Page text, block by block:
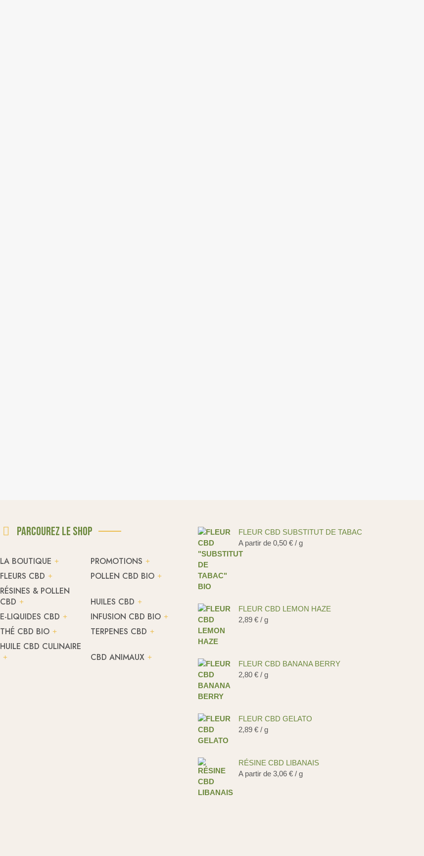
Parcourez le shop
LA BOUTIQUE
PROMOTIONS
FLEURS CBD
POLLEN CBD BIO
RÉSINES & POLLEN
CBD
HUILES CBD
E-LIQUIDES CBD
INFUSION CBD BIO
THÉ CBD BIO
TERPENES CBD
HUILE CBD CULINAIRE
CBD ANIMAUX
FLEUR CBD SUBSTITUT DE TABAC
A partir de 0,50 € / g
FLEUR CBD LEMON HAZE
2,89 € / g
FLEUR CBD BANANA BERRY
2,80 € / g
FLEUR CBD GELATO
2,89 € / g
RÉSINE CBD LIBANAIS
A partir de 3,06 € / g